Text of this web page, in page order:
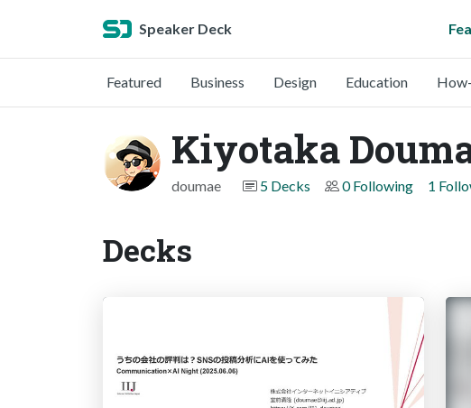
Speaker Deck
Featured Business Design Education
Kiyotaka
doumae 5 Decks 0 Following 1
Decks